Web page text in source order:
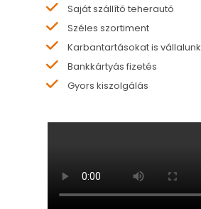
Saját szállító teherautó
Széles szortiment
Karbantartásokat is vállalunk
Bankkártyás fizetés
Gyors kiszolgálás